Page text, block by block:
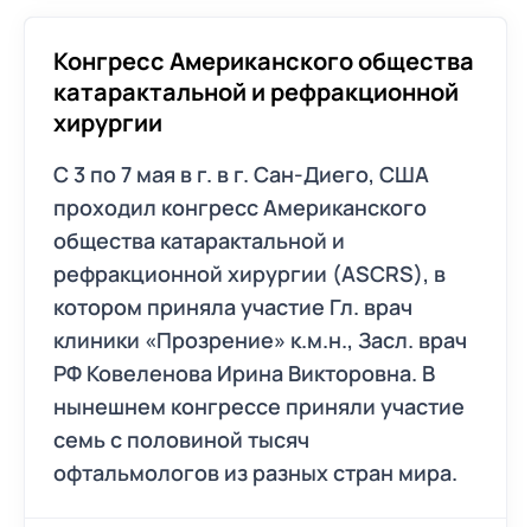
Конгресс Американского общества
катарактальной и рефракционной
хирургии
C 3 по 7 мая в г. в г. Сан-Диего, США
проходил конгресс Американского
общества катарактальной и
рефракционной хирургии (ASCRS), в
котором приняла участие Гл. врач
клиники «Прозрение» к.м.н., Засл. врач
РФ Ковеленова Ирина Викторовна. В
нынешнем конгрессе приняли участие
семь с половиной тысяч
офтальмологов из разных стран мира.